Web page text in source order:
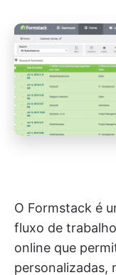
O Formstack é
fluxo de
online que
personalizadas,